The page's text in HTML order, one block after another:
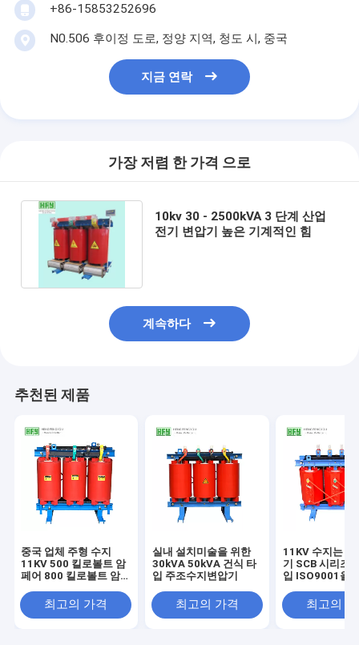
+86-15853252696
N0.506 후이정 도로, 정양 지역, 청도 시, 중국
지금 연락
가장 저렴 한 가격 으로
10kv 30 - 2500kVA 3 단계 산업
전기 변압기 높은 기계적인 힘
계속하다
추천된 제품
중국 업체 주형 수지
11KV 500 킬로볼트 암
페어 800 킬로볼트 암
값이 싼 가격
최고의 가격
실내 설치미술을 위한
30kVA 50kVA 건식 타
입 주조수지변압기
최고의 가격
11KV 수지는 3
기 SCB 시리즈
입 ISO9001을
최고의